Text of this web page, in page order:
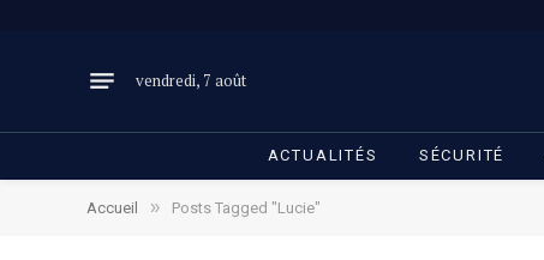
vendredi, 7 août
ACTUALITÉS SÉCURITÉ
Accueil » Posts Tagged "Lucie"